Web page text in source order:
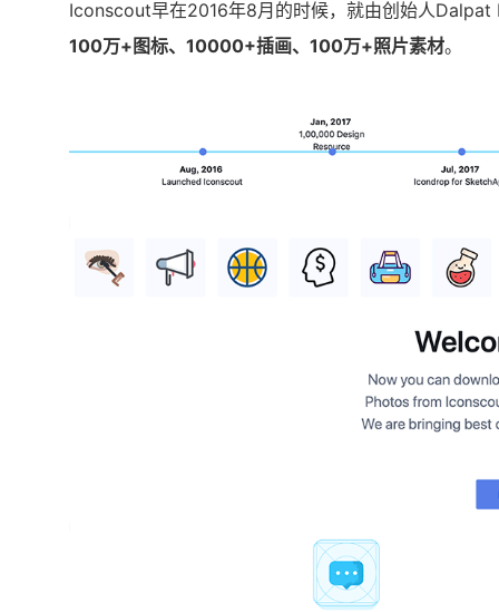
Iconscout早在2016年8月的时候，就由创始人
100万+图标、10000+插画、100万+照片素材。